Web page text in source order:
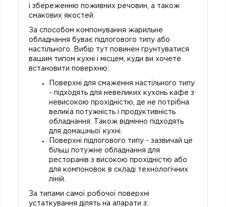
і збереженню поживних речовин, а також
смакових якостей.
За способом компонування жарильне
обладнання буває підлогового типу або
настільного. Вибір тут повинен грунтуватися
вашим типом кухні і місцем, куди ви хочете
встановити поверхню:
Поверхні для смаження настільного типу
- підходять для невеликих кухонь кафе з
невисокою прохідністю, де не потрібна
велика потужність і продуктивність
обладнання. Також відмінно підходять
для домашньої кухні.
Поверхні підлогового типу - зазвичай це
більш потужне обладнання для
ресторанів з високою прохідністю або
для компоновок в складі технологічних
ліній.
За типами самої робочої поверхні
устаткування ділять на апарати з: